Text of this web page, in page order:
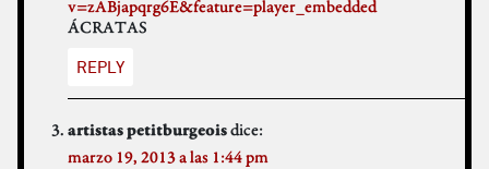
v=zABjapqrg6E&feature=player_embedded
ÁCRATAS
REPLY
artistas petitburgeoisdice:
marzo 19, 2013 a las 1:44 pm